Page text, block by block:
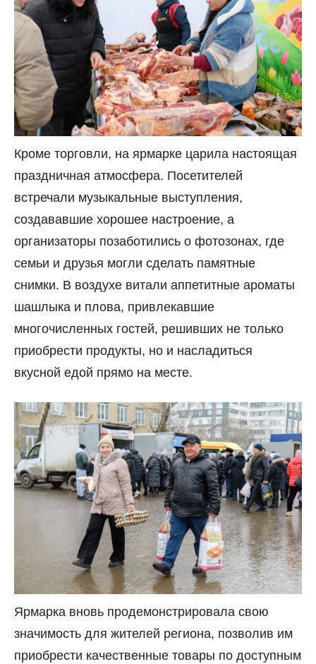
Кроме торговли, на ярмарке царила настоящая
праздничная атмосфера. Посетителей
встречали музыкальные выступления,
создававшие хорошее настроение, а
организаторы позаботились о фотозонах, где
семьи и друзья могли сделать памятные
снимки. В воздухе витали аппетитные ароматы
шашлыка и плова, привлекавшие
многочисленных гостей, решивших не только
приобрести продукты, но и насладиться
вкусной едой прямо на месте.
Ярмарка вновь продемонстрировала свою
значимость для жителей региона, позволив им
приобрести качественные товары по доступным